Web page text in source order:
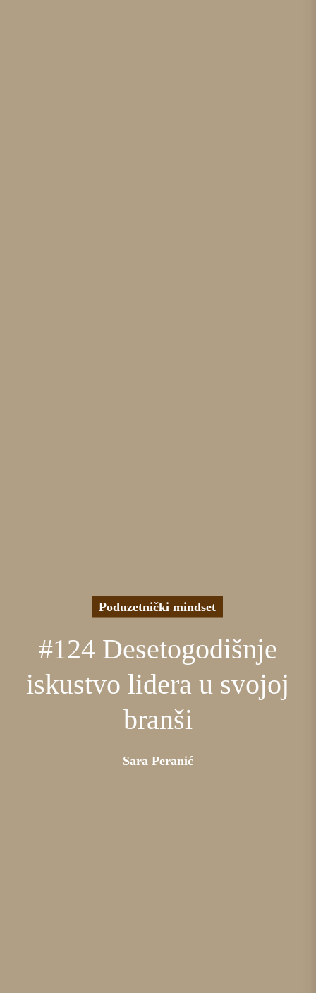
Poduzetnički mindset
#124 Desetogodišnje
iskustvo lidera u svojoj
branši
Sara Peranić